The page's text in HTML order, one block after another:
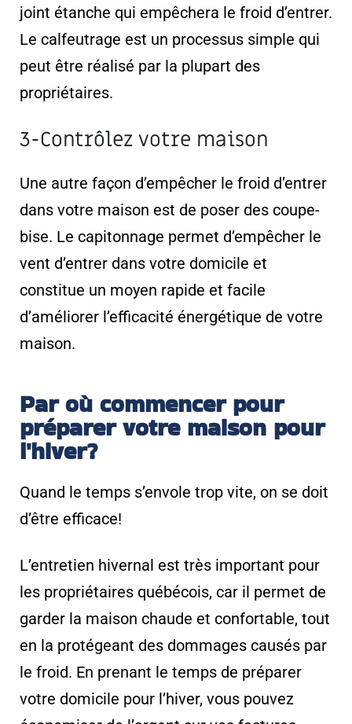
joint étanche qui empêchera le froid d’entrer.
Le calfeutrage est un processus simple qui
peut être réalisé par la plupart des
propriétaires.
3-Contrôlez votre maison
Une autre façon d’empêcher le froid d’entrer
dans votre maison est de poser des coupe-
bise. Le capitonnage permet d’empêcher le
vent d’entrer dans votre domicile et
constitue un moyen rapide et facile
d’améliorer l’efficacité énergétique de votre
maison.
Par où commencer pour
préparer votre maison pour
l'hiver?
Quand le temps s’envole trop vite, on se doit
d’être efficace!
L’entretien hivernal est très important pour
les propriétaires québécois, car il permet de
garder la maison chaude et confortable, tout
en la protégeant des dommages causés par
le froid. En prenant le temps de préparer
votre domicile pour l’hiver, vous pouvez